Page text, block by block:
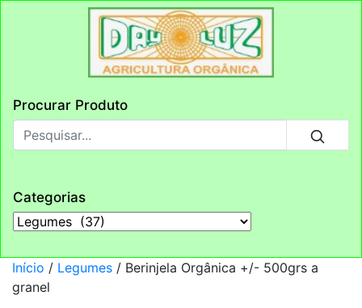
Procurar Produto
Categorias
Início / Legumes / Berinjela Orgânica +/- 500grs a
granel